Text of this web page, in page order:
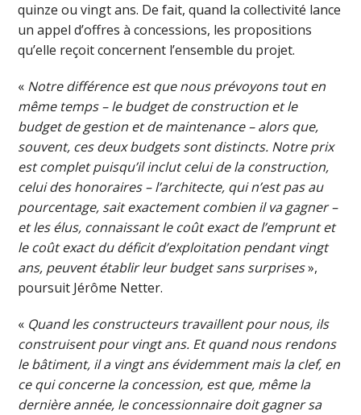
quinze ou vingt ans. De fait, quand la collectivité lance
un appel d’offres à concessions, les propositions
qu’elle reçoit concernent l’ensemble du projet.
« Notre différence est que nous prévoyons tout en
même temps – le budget de construction et le
budget de gestion et de maintenance – alors que,
souvent, ces deux budgets sont distincts. Notre prix
est complet puisqu’il inclut celui de la construction,
celui des honoraires – l’architecte, qui n’est pas au
pourcentage, sait exactement combien il va gagner –
et les élus, connaissant le coût exact de l’emprunt et
le coût exact du déficit d’exploitation pendant vingt
ans, peuvent établir leur budget sans surprises»,
poursuit Jérôme Netter.
« Quand les constructeurs travaillent pour nous, ils
construisent pour vingt ans. Et quand nous rendons
le bâtiment, il a vingt ans évidemment mais la clef, en
ce qui concerne la concession, est que, même la
dernière année, le concessionnaire doit gagner sa